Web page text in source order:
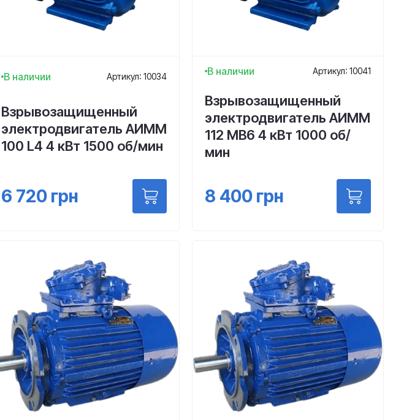
В наличии Артикул: 10034
Взрывозащищенный
электродвигатель АИММ
100 L4 4 кВт 1500 об/мин
6 720грн
В наличии Артикул: 10041
Взрывозащищенный
электродвигатель АИММ
112 МВ6 4 кВт 1000 об/
мин
8 400 грн